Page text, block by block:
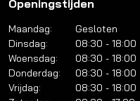
Openingstijden
Maandag:
Gesloten
Dinsdag:
08:30 - 18:00
Woensdag:
08:30 - 18:00
Donderdag:
08:30 - 18:00
Vrijdag:
08:30 - 18:00